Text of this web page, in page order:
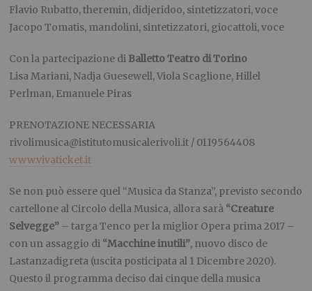
Flavio Rubatto, theremin, didjeridoo, sintetizzatori, voce
Jacopo Tomatis, mandolini, sintetizzatori, giocattoli, voce
Con la partecipazione di Balletto Teatro di Torino
Lisa Mariani, Nadja Guesewell, Viola Scaglione, Hillel
Perlman, Emanuele Piras
PRENOTAZIONE NECESSARIA
rivolimusica@istitutomusicalerivoli.it / 0119564408
www.vivaticket.it
Se non può essere quel “Musica da Stanza”, previsto secondo
cartellone al Circolo della Musica, allora sarà “Creature
Selvegge” – targa Tenco per la miglior Opera prima 2017 –
con un assaggio di “Macchine inutili”, nuovo disco de
Lastanzadigreta (uscita posticipata al 1 Dicembre 2020).
Questo il programma deciso dai cinque della musica